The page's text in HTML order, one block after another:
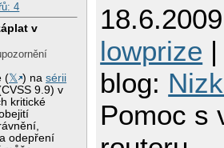
4
v
(𝕏 ) nasérii
9.9) v
kritické
odepření
lowprize
blog:
Pomoc s